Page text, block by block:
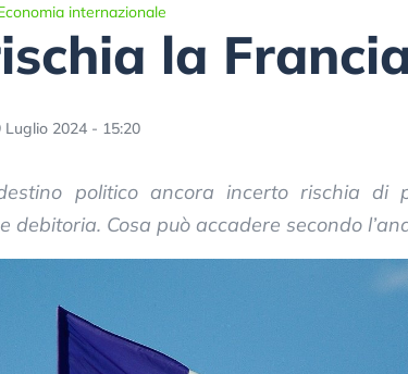
internazionale
la
Luglio 2024 - 15:20
politico ancora incerto rischia di
debitoria. Cosa può accadere secondo